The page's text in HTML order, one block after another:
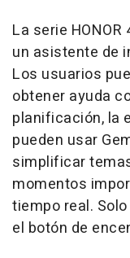
La serie
un asistente de
Los usuarios
obtener ayuda
planificación, la
pueden usar
simplificar
momentos
tiempo real.
el botón de